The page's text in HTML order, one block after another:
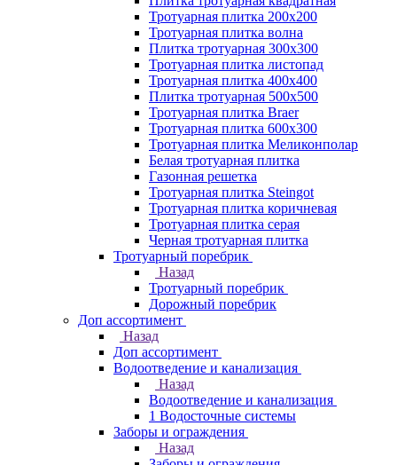
Тротуарная плитка 200х200
Тротуарная плитка волна
Плитка тротуарная 300х300
Тротуарная плитка листопад
Тротуарная плитка 400х400
Плитка тротуарная 500x500
Тротуарная плитка Braer
Тротуарная плитка 600х300
Тротуарная плитка Меликонполар
Белая тротуарная плитка
Газонная решетка
Тротуарная плитка Steingot
Тротуарная плитка коричневая
Тротуарная плитка серая
Черная тротуарная плитка
Тротуарный поребрик
Назад
Тротуарный поребрик
Дорожный поребрик
Доп ассортимент
Назад
Доп ассортимент
Водоотведение и канализация
Назад
Водоотведение и канализация
1 Водосточные системы
Заборы и ограждения
Назад